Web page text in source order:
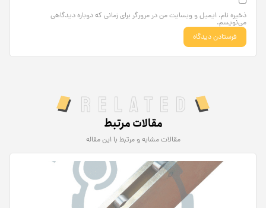
ذخیره نام، ایمیل و وبسایت من در مرورگر برای زمانی که دوباره دیدگاهی
می‌نویسم.
Related
مقالات مرتبط
مقالات مشابه و مرتبط با این مقاله